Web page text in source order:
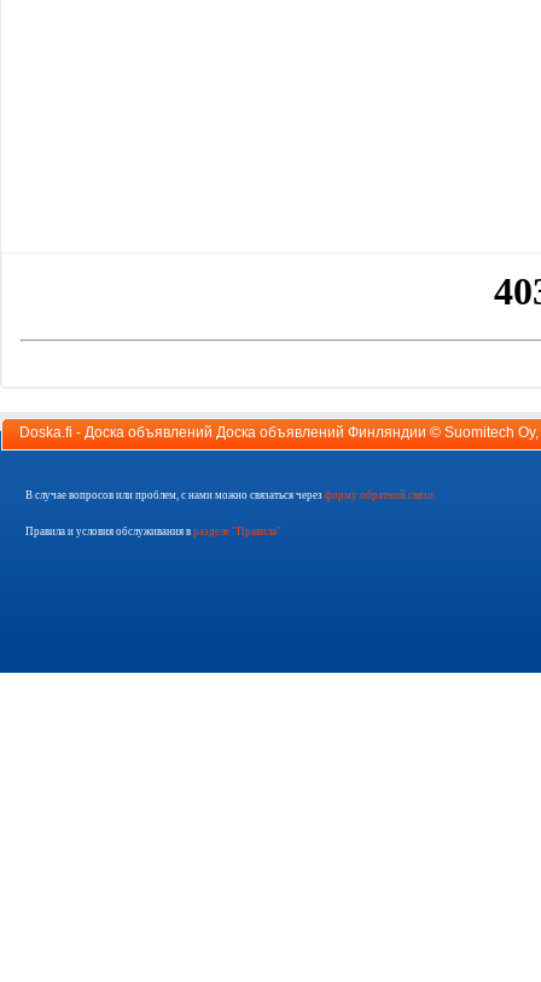
Doska.fi - Доска объявлений Доска объявлений Финляндии © Suomitech Oy
В случае вопросов или проблем, с нами можно связаться через форму обратной связи
Правила и условия обслуживания в разделе "Правила"